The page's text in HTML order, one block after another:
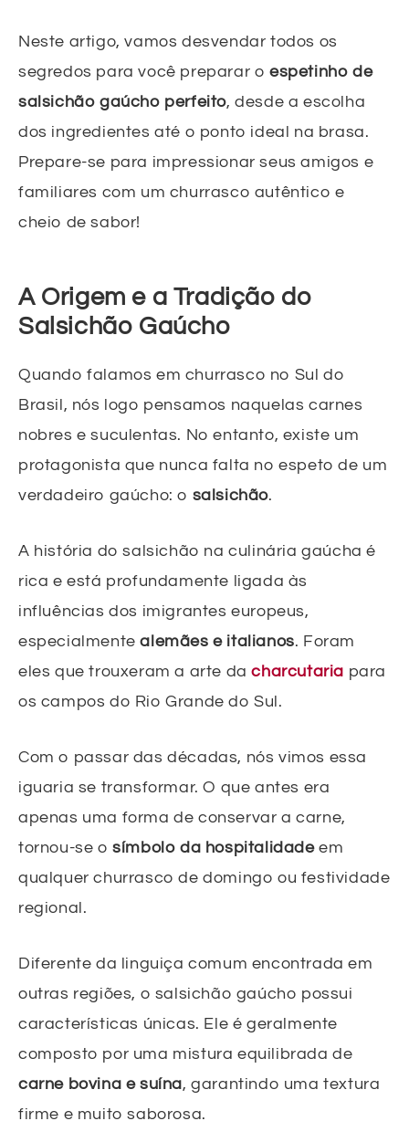
Neste artigo, vamos desvendar todos os
segredos para você preparar oespetinho de
salsichão gaúcho perfeito, desde a escolha
dos ingredientes até o ponto ideal na brasa.
Prepare-se para impressionar seus amigos e
familiares com um churrasco autêntico e
cheio de sabor!
A Origem e a Tradição do
Salsichão Gaúcho
Quando falamos em churrasco no Sul do
Brasil, nós logo pensamos naquelas carnes
nobres e suculentas. No entanto, existe um
protagonista que nunca falta no espeto de um
verdadeiro gaúcho: o salsichão.
A história do salsichão na culinária gaúcha é
rica e está profundamente ligada às
influências dos imigrantes europeus,
especialmentealemães e italianos. Foram
eles que trouxeram a arte dacharcutaria para
os campos do Rio Grande do Sul.
Com o passar das décadas, nós vimos essa
iguaria se transformar. O que antes era
apenas uma forma de conservar a carne,
tornou-se osímbolo da hospitalidadeem
qualquer churrasco de domingo ou festividade
regional.
Diferente da linguiça comum encontrada em
outras regiões, o salsichão gaúcho possui
características únicas. Ele é geralmente
composto por uma mistura equilibrada de
carne bovina e suína, garantindo uma textura
firme e muito saborosa.